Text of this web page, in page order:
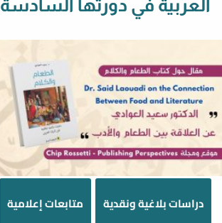
العربية في دورتها السادسة
متابعات إعلامية دراسات بلاغية ونقدية